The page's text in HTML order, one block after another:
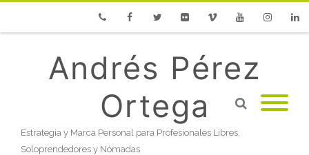
Andrés Pérez
Ortega
Estrategia y Marca Personal para Profesionales Libres,
Soloprendedores y Nómadas